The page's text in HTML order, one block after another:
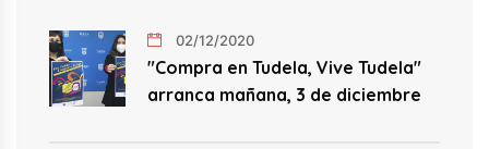
02/12/2020
"Compra en Tudela, Vive Tudela"
arranca mañana, 3 de diciembre